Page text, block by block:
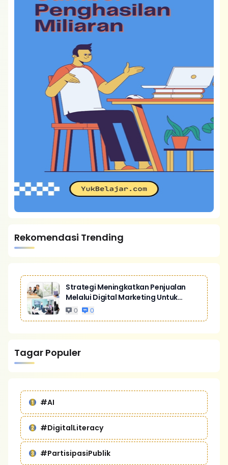
Rekomendasi Trending
Strategi Meningkatkan Penjualan
Melalui Digital Marketing Untuk
Bisnis Yang Lebih Kompetitif
0 0
Tagar Populer
#AI
#DigitalLiteracy
#PartisipasiPublik